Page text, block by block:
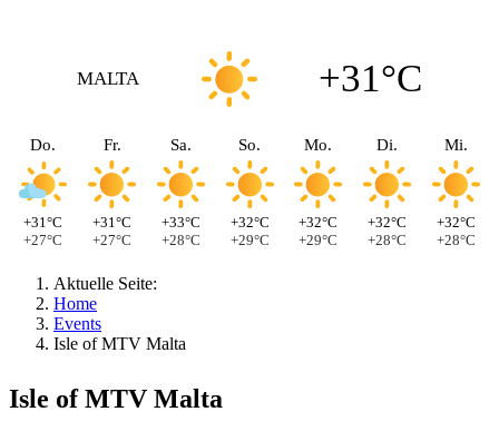
MALTA +31°C
Do.
+31°C
+27°C
Fr.
+31°C
+27°C
Sa.
+33°C
+28°C
So.
+32°C
+29°C
Mo.
+32°C
+29°C
Di.
+32°C
+28°C
Mi.
+32°C
+28°C
Aktuelle Seite:
Home
Events
Isle of MTV Malta
Isle of MTV Malta